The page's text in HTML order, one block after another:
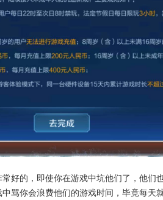
好的，即使你在游戏中坑他们了，他们
骂你会浪费他们的游戏时间，毕竟每天